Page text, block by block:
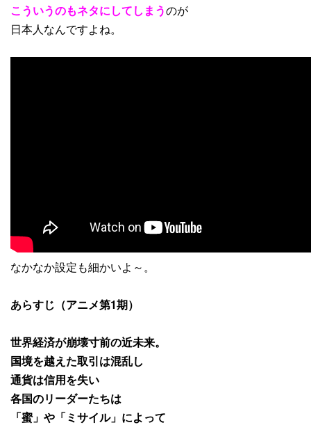
こういうのもネタにしてしまうのが
日本人なんですよね。
なかなか設定も細かいよ～。
あらすじ（アニメ第1期）
世界経済が崩壊寸前の近未来。
国境を越えた取引は混乱し
通貨は信用を失い
各国のリーダーたちは
「蜜」や「ミサイル」によって